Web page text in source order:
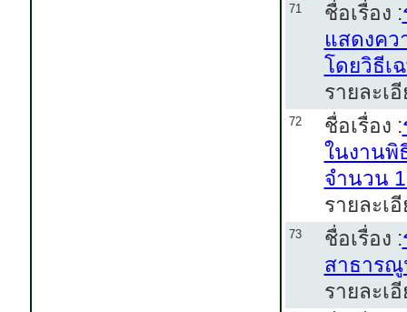
71 ชื่อเรื่อง :
แสดงค
โดยวิธีเ
รายละเ
72 ชื่อเรื่อง :
ในงานพิ
จำนวน 1
รายละเ
73 ชื่อเรื่อง :
สาธารณู
รายละเ